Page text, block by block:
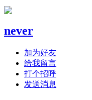
never
加为好友
给我留言
打个招呼
发送消息